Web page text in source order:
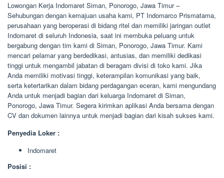
Lowongan Kerja Indomaret Siman, Ponorogo, Jawa Timur –
Sehubungan dengan kemajuan usaha kami, PT Indomarco Prismatama,
perusahaan yang beroperasi di bidang ritel dan memiliki jaringan outlet
Indomaret di seluruh Indonesia, saat ini membuka peluang untuk
bergabung dengan tim kami di Siman, Ponorogo, Jawa Timur. Kami
mencari pelamar yang berdedikasi, antusias, dan memiliki dedikasi
tinggi untuk mengambil jabatan di beragam divisi di toko kami. Jika
Anda memiliki motivasi tinggi, keterampilan komunikasi yang baik,
serta ketertarikan dalam bidang perdagangan eceran, kami mengundang
Anda untuk menjadi bagian dari keluarga Indomaret di Siman,
Ponorogo, Jawa Timur. Segera kirimkan aplikasi Anda bersama dengan
CV dan dokumen lainnya untuk menjadi bagian dari kisah sukses kami.
Penyedia Loker :
Indomaret
Posisi :